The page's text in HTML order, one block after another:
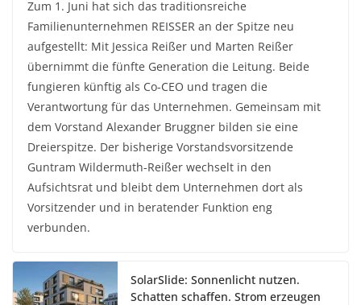
Zum 1. Juni hat sich das traditionsreiche
Familienunternehmen REISSER an der Spitze neu
aufgestellt: Mit Jessica Reißer und Marten Reißer
übernimmt die fünfte Generation die Leitung. Beide
fungieren künftig als Co-CEO und tragen die
Verantwortung für das Unternehmen. Gemeinsam mit
dem Vorstand Alexander Bruggner bilden sie eine
Dreierspitze. Der bisherige Vorstandsvorsitzende
Guntram Wildermuth-Reißer wechselt in den
Aufsichtsrat und bleibt dem Unternehmen dort als
Vorsitzender und in beratender Funktion eng
verbunden.
SolarSlide: Sonnenlicht nutzen.
Schatten schaffen. Strom erzeugen